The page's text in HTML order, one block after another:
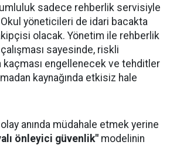
sadece rehberlik servisiyle
Okul yöneticileri de idari bacakta
olacak. Yönetim ile rehberlik
sayesinde, riskli
kaçması engellenecek ve tehditler
kaynağında etkisiz hale
anında müdahale etmek yerine
önleyici güvenlik" modelinin